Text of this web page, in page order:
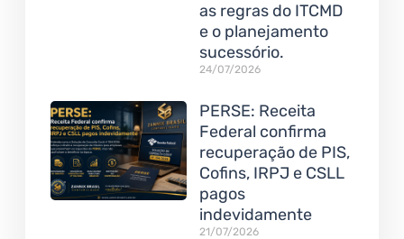
as regras do ITCMD
e o planejamento
sucessório.
24/07/2026
PERSE: Receita
Federal confirma
recuperação de PIS,
Cofins, IRPJ e CSLL
pagos
indevidamente
21/07/2026